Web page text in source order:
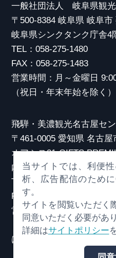
一般社団法人 岐阜県観
〒500-8384 岐阜県 岐阜市
岐阜県シンクタンク庁舎4
TEL：058-275-1480
FAX：058-275-1483
営業時間：月～金曜日
（祝日・年末年始を除く）
飛騨・美濃観光名古屋セ
〒461-0005 愛知県 名古
オアシス21 GIFTS
内
TEL：052-253-6185
FAX：052-253-6186
営業時間：10:00～21:00
（原則、元日を除き年
は18:30まで
当サイトでは、利便
析、広告配信のため
す。
サイトを閲覧いただく
同意いただく必要があ
詳細はサイトポリシー